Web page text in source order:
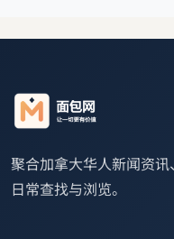
聚合加拿大华人新闻资
日常查找与浏览。